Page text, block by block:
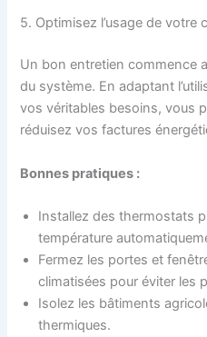
5. Optimisez l’usage de votre
Un bon entretien commence
du système. En adaptant
vos véritables besoins, vous
réduisez vos factures
Bonnes pratiques :
Installez des thermostats
température
Fermez les portes et
climatisées pour éviter les
Isolez les bâtiments
thermiques.